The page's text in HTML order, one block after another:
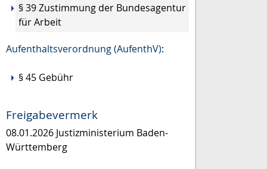
§ 39 Zustimmung der Bundesagentur
für Arbeit
Aufenthaltsverordnung (AufenthV):
§ 45 Gebühr
Freigabevermerk
08.01.2026 Justizministerium Baden-
Württemberg